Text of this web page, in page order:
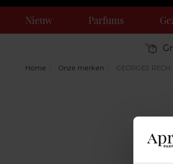
Nieuw Parfums
Home Onze merken GEORGES RECH